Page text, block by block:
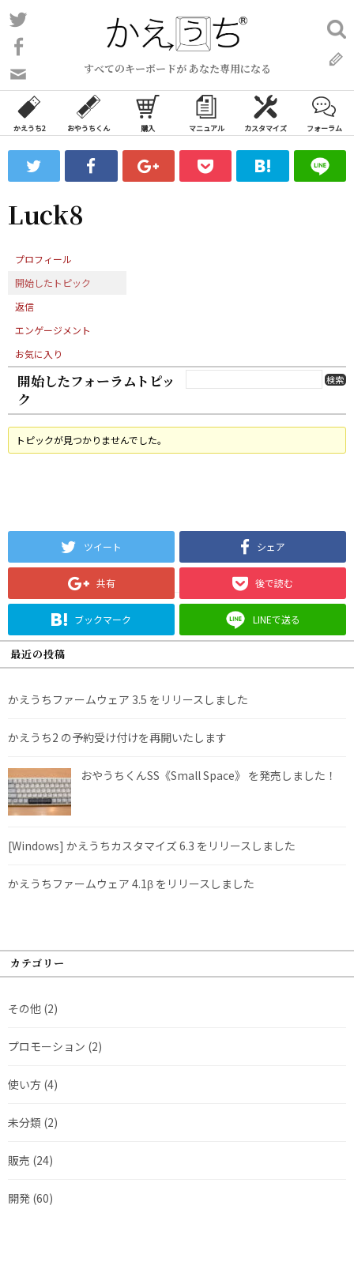
コ
ン
ン
ツ
ス
ッ
プ
すべてのキーボードが あなた専用になる
い
合
わ
フ
ォ
ム
検
索:
かえうち2 おやうちくん 購入 マニュアル カスタマイズ フォーラム
Luck8
プロフィール
開始したトピック
返信
エンゲージメント
お気に入り
開始したフォーラムトピッ
ク
トピックが見つかりませんでした。
ツイート シェア
共有 後で読む
ブックマーク LINEで送る
最近の投稿
かえうちファームウェア 3.5 をリリースしました
かえうち2 の予約受け付けを再開いたします
おやうちくんSS《Small Space》 を発売しました！
[Windows] かえうちカスタマイズ 6.3 をリリースしました
かえうちファームウェア 4.1β をリリースしました
カテゴリー
その他 (2)
プロモーション (2)
使い方 (4)
未分類 (2)
販売 (24)
開発 (60)